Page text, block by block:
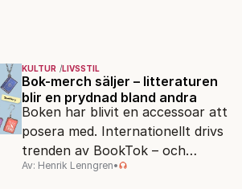
KULTUR LIVSSTIL
Bok-merch säljer – litteraturen
blir en prydnad bland andra
Boken har blivit en accessoar att
posera med. Internationellt drivs
trenden av BookTok – och
förlagen följer efter.
Av: Henrik Lenngren•